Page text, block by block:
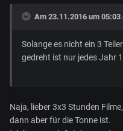
Am 23.11.2016 um
Solange es nicht ein 3
gedreht ist nur jedes Jahr
Naja, lieber 3x3 Stunden
dann aber für die Tonne ist.